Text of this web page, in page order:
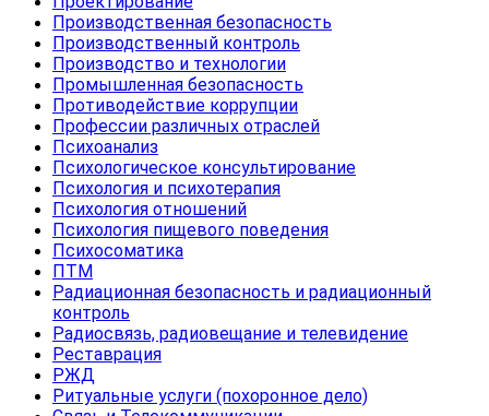
Производственная безопасность
Производственный контроль
Производство и технологии
Промышленная безопасность
Противодействие коррупции
Профессии различных отраслей
Психоанализ
Психологическое консультирование
Психология и психотерапия
Психология отношений
Психология пищевого поведения
Психосоматика
ПТМ
Радиационная безопасность и радиационный
контроль
Радиосвязь, радиовещание и телевидение
Реставрация
РЖД
Ритуальные услуги (похоронное дело)